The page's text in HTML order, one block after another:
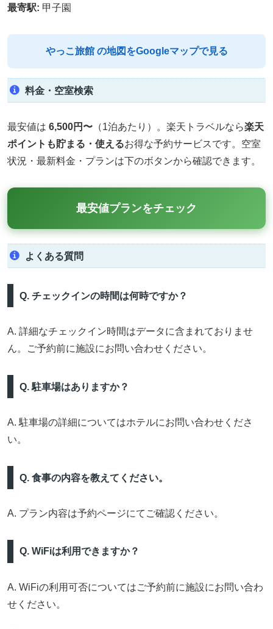
最寄駅: 甲子園
やっこ旅館 の地図をGoogleマップで見る
料金・空室検索
最安値は 6,500円〜 （1泊あたり）。楽天トラベルなら楽天
ポイントも貯まる・使えるお得な予約サービスです。空室
状況・最新料金・プランは下のボタンから確認できます。
最安値プランをチェック
よくある質問
Q. チェックインの時間は何時ですか？
A. 詳細なチェックイン時間はデータに含まれておりませ
ん。ご予約前に施設にお問い合わせください。
Q. 駐車場はありますか？
A. 駐車場の詳細についてはホテルにお問い合わせくださ
い。
Q. 食事の内容を教えてください。
A. プラン内容は予約ページにてご確認ください。
Q. WiFiは利用できますか？
A. WiFiの利用可否についてはご予約前に施設にお問い合わ
せください。